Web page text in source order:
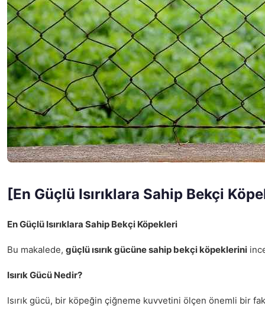
[En Güçlü Isırıklara Sahip Bekçi
En Güçlü Isırıklara Sahip Bekçi Köpekleri
Bu makalede, güçlü ısırık gücüne sahip bekçi köpeklerini
Isırık Gücü Nedir?
Isırık gücü, bir köpeğin çiğneme kuvvetini ölçen önemli bir